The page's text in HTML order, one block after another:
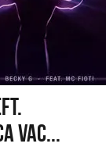
VAC...